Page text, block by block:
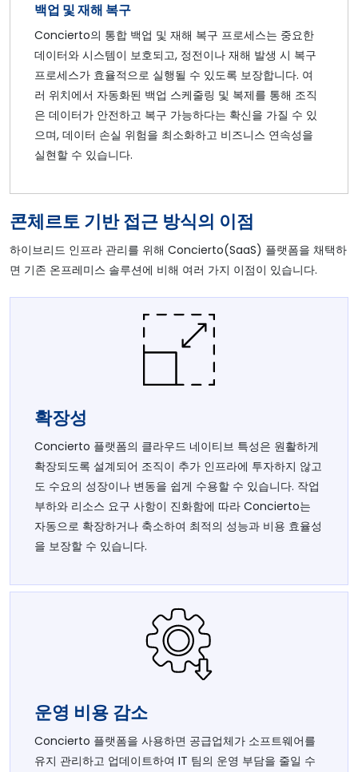
백업 및 재해 복구
Concierto의 통합 백업 및 재해 복구 프로세스는 중요한
데이터와 시스템이 보호되고, 정전이나 재해 발생 시 복구
프로세스가 효율적으로 실행될 수 있도록 보장합니다. 여
러 위치에서 자동화된 백업 스케줄링 및 복제를 통해 조직
은 데이터가 안전하고 복구 가능하다는 확신을 가질 수 있
으며, 데이터 손실 위험을 최소화하고 비즈니스 연속성을
실현할 수 있습니다.
콘체르토 기반 접근 방식의 이점
하이브리드 인프라 관리를 위해 Concierto(SaaS) 플랫폼을 채택하
면 기존 온프레미스 솔루션에 비해 여러 가지 이점이 있습니다.
확장성
Concierto 플랫폼의 클라우드 네이티브 특성은 원활하게
확장되도록 설계되어 조직이 추가 인프라에 투자하지 않고
도 수요의 성장이나 변동을 쉽게 수용할 수 있습니다. 작업
부하와 리소스 요구 사항이 진화함에 따라 Concierto는
자동으로 확장하거나 축소하여 최적의 성능과 비용 효율성
을 보장할 수 있습니다.
운영 비용 감소
Concierto 플랫폼을 사용하면 공급업체가 소프트웨어를
유지 관리하고 업데이트하여 IT 팀의 운영 부담을 줄일 수